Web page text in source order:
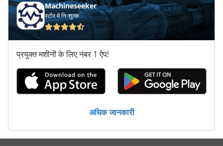
Machineseeker
स्टोर में निःशुल्क
प्रयुक्त मशीनों के लिए नंबर 1 ऐप!
अधिक जानकारी